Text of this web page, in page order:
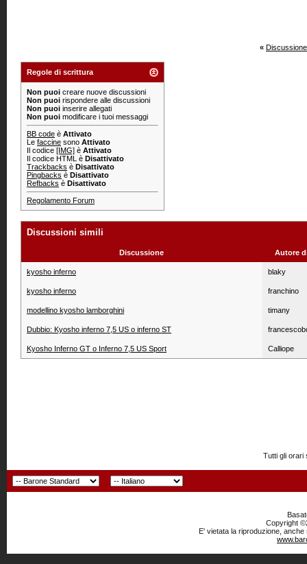
«
Regole di scrittura
Non puoi creare nuove discussioni
Non puoi rispondere alle discussioni
Non puoi inserire allegati
Non puoi modificare i tuoi messaggi
BB code è Attivato
Le faccine sono Attivato
Il codice [IMG] è Attivato
Il codice HTML è Disattivato
Trackbacks è Disattivato
Pingbacks è Disattivato
Refbacks è Disattivato
Regolamento Forum
Discussioni simili
Discussione Autore
kyosho inferno blaky
kyosho inferno franchino
modellino kyosho lamborghini timany
Dubbio: Kyosho inferno 7,5 US o inferno ST
Kyosho Inferno GT o Inferno 7,5 US Sport Calliope
Tutti gli orari
Copyright
E' vietata la riproduzione,